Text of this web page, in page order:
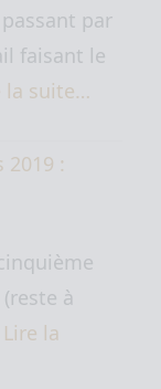
par
faisant le
la suite…
:
à
Lire la